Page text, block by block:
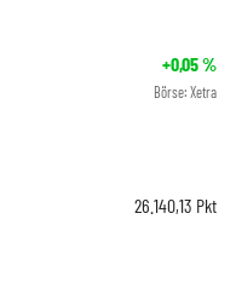
+0,05%
Börse: Xetra
26.140,13 Pkt